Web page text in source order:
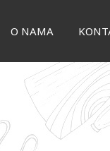
O NAMA